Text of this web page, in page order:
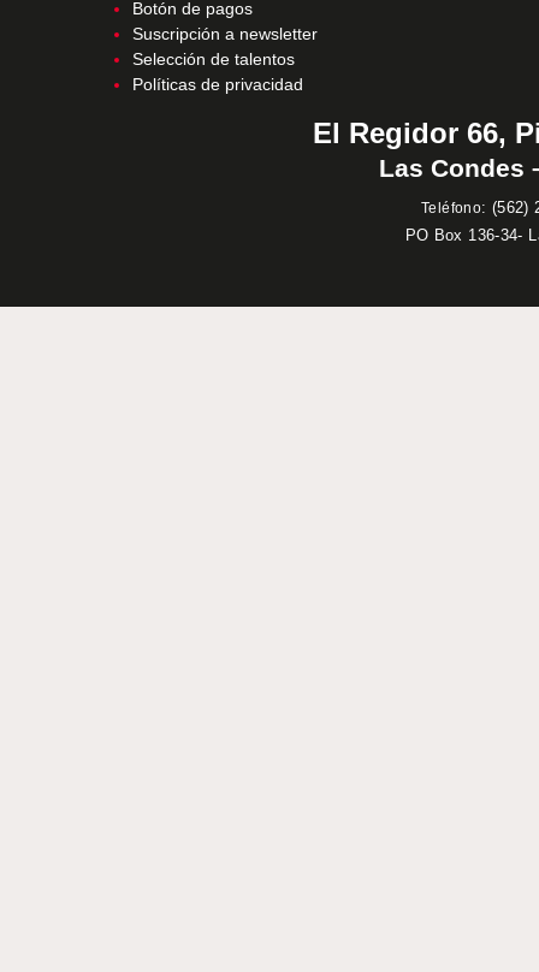
Botón de pagos
Suscripción a newsletter
Selección de talentos
Políticas de privacidad
El Regidor 66,
Las Condes
Teléfono: (562)
PO Box 136-34-